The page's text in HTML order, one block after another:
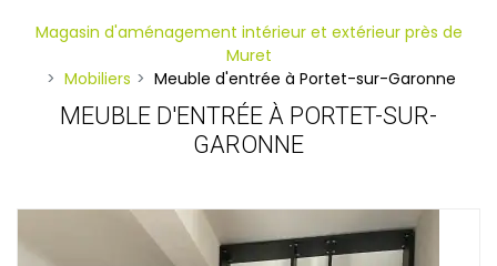
Magasin d'aménagement intérieur et extérieur près de
Muret
Mobiliers
Meuble d'entrée à Portet-sur-Garonne
MEUBLE D'ENTRÉE À PORTET-SUR-
GARONNE